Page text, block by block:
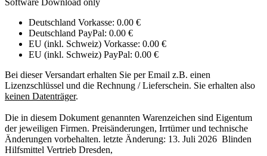
Software Download only
Deutschland Vorkasse: 0.00 €
Deutschland PayPal: 0.00 €
EU (inkl. Schweiz) Vorkasse: 0.00 €
EU (inkl. Schweiz) PayPal: 0.00 €
Bei dieser Versandart erhalten Sie per Email z.B. einen
Lizenzschlüssel und die Rechnung / Lieferschein. Sie erhalten also
keinen Datenträger.
Die in diesem Dokument genannten Warenzeichen sind Eigentum
der jeweiligen Firmen. Preisänderungen, Irrtümer und technische
Änderungen vorbehalten. letzte Änderung: 13. Juli 2026 Blinden
Hilfsmittel Vertrieb Dresden,